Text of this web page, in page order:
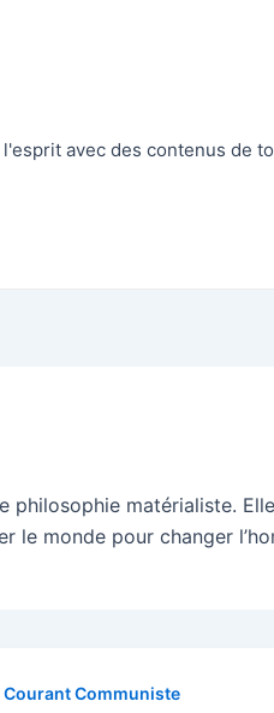
avec des contenus de
philosophie matérialiste.
le monde pour changer
Courant Communiste